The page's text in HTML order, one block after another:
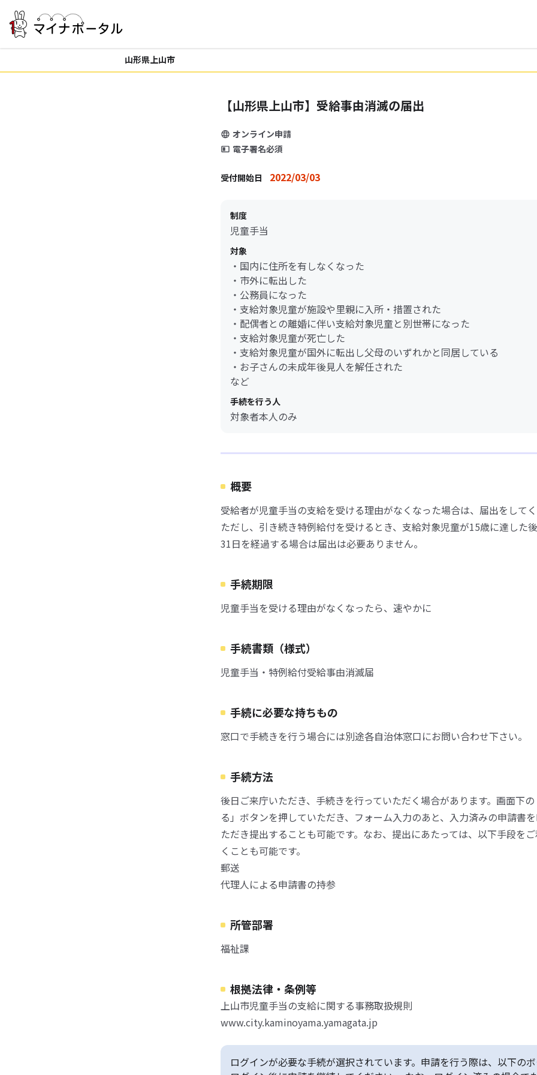
山形県上山市
【山形県上山市】受給事由消滅の届出
オンライン申請
電子署名必須
受付開始日 2022/03/03
制度
児童手当
対象
・国内に住所を有しなくなった
・市外に転出した
・公務員になった
・支給対象児童が施設や里親に入所・措置された
・配偶者との離婚に伴い支給対象児童と別世帯になった
・支給対象児童が死亡した
・支給対象児童が国外に転出し父母のいずれかと同居している
・お子さんの未成年後見人を解任された
など
手続を行う人
対象者本人のみ
概要
受給者が児童手当の支給を受ける理由がなくなった場合は、届出をして
ただし、引き続き特例給付を受けるとき、支給対象児童が15歳に達した
31日を経過する場合は届出は必要ありません。
手続期限
児童手当を受ける理由がなくなったら、速やかに
手続書類（様式）
児童手当・特例給付受給事由消滅届
手続に必要な持ちもの
窓口で手続きを行う場合には別途各自治体窓口にお問い合わせ下さい。
手続方法
後日ご来庁いただき、手続きを行っていただく場合があります。画面下
る」ボタンを押していただき、フォーム入力のあと、入力済みの申請書
ただき提出することも可能です。なお、提出にあたっては、以下手段を
くことも可能です。
郵送
代理人による申請書の持参
所管部署
福祉課
根拠法律・条例等
上山市児童手当の支給に関する事務取扱規則
www.city.kaminoyama.yamagata.jp
ログインが必要な手続が選択されています。申請を行う際は、以下の